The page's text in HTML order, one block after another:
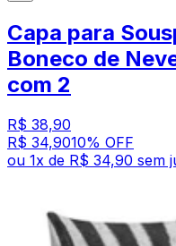
Capa para
Boneco de
com 2
R$ 38,90
R$ 34,9010% OFF
ou 1x de R$ 34,90 sem